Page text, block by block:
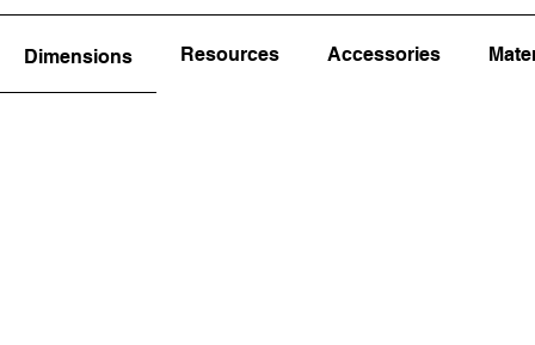
Dimensions Resources Accessories